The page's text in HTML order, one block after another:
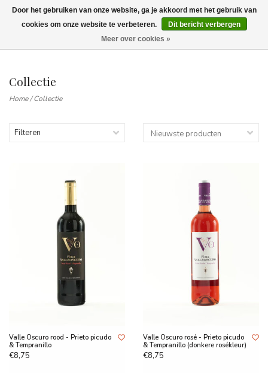
Wij leveren tot aan uw deur. Afhalen is mogelijk.
Collectie
Home/Collectie
Filteren
Valle Oscuro rood - Prieto picudo
& Tempranillo
€8,75
Valle Oscuro rosé - Prieto picudo
& Tempranillo (donkere rosékleur)
€8,75
Door het gebruiken van onze website, ga je akkoord met het gebruik van
cookies om onze website te verbeteren.
Dit bericht verbergen
Meer over cookies »